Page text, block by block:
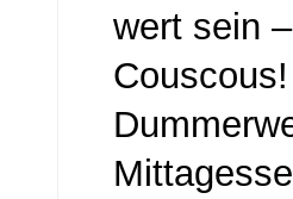
wert sein
Couscous!